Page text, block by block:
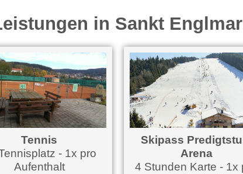
in Sankt Englmar
Tennis
- 1x pro
Skipass Predigtstuhl
Arena
4 Stunden Karte - 1x pro